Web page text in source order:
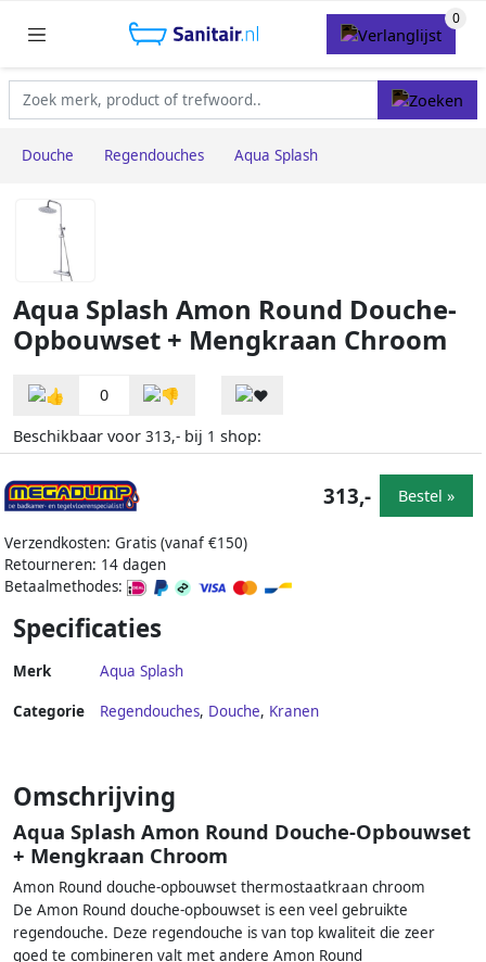
Douche Regendouches Aqua Splash
Aqua Splash Amon Round Douche-
Opbouwset + Mengkraan Chroom
0
Beschikbaar voor 313,- bij 1 shop:
Verzendkosten: Gratis (vanaf €150)
Retourneren: 14 dagen
Betaalmethodes:
313,- Bestel »
Specificaties
Merk Aqua Splash
Categorie Regendouches, Douche, Kranen
Omschrijving
Aqua Splash Amon Round Douche-Opbouwset
+ Mengkraan Chroom
Amon Round douche-opbouwset thermostaatkraan chroom
De Amon Round douche-opbouwset is een veel gebruikte
regendouche. Deze regendouche is van top kwaliteit die zeer
goed te combineren valt met andere Amon Round